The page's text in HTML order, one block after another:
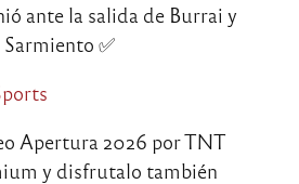
ante la salida de Burrai y
✅
Apertura 2026 por TNT
y disfrutalo también